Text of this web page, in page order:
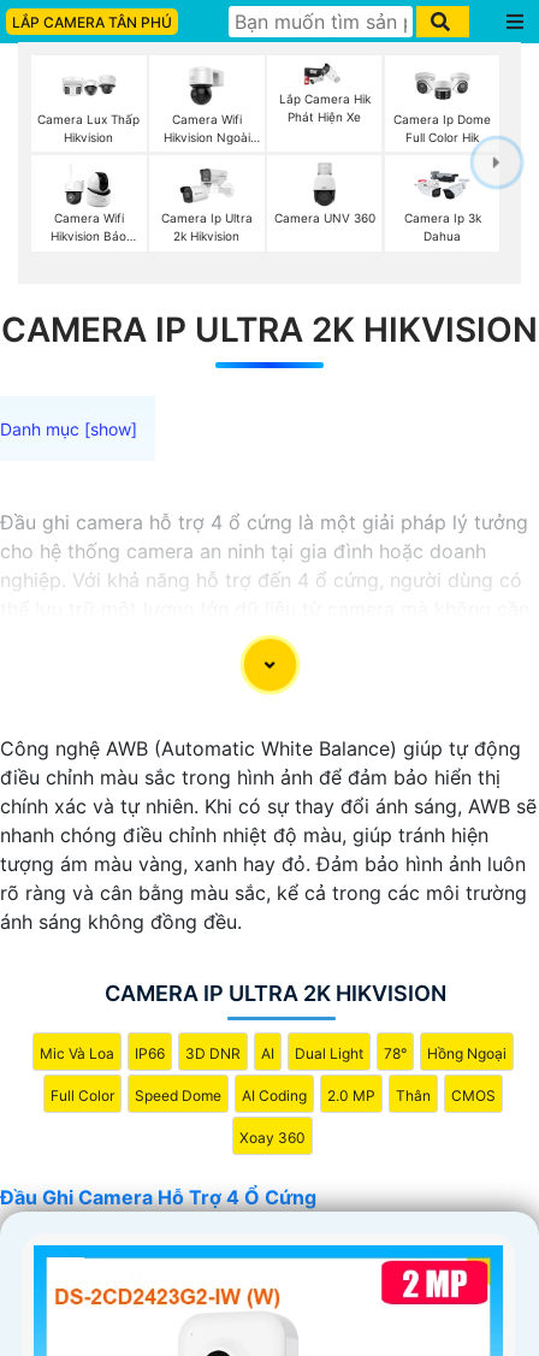
LẮP CAMERA TÂN PHÚ
Camera Lux Thấp
Hikvision
Camera Wifi
Hikvision Ngoài
Lắp Camera Hik
Phát Hiện Xe
Camera Ip Dome
Full Color Hik
Camera Wifi
Hikvision Báo
Camera Ip Ultra
2k Hikvision
Camera UNV 360
Camera Ip 3k
Dahua
CAMERA IP ULTRA 2K HIKVISION
Đầu ghi camera hỗ trợ 4 ổ cứng là một giải pháp lý tưởng
cho hệ thống camera an ninh tại gia đình hoặc doanh
nghiệp. Với khả năng hỗ trợ đến 4 ổ cứng, người dùng có
lo lắng về không gian lưu trữ.
Đầu ghi này cung cấp các tính năng hiệu quả như ghi hình
độ nét cao, chức năng xem lại dễ dàng, và khả năng truy
hình liên tục hoặc theo lịch trình, giúp người dùng dễ dàng
theo dõi và quản lý dữ liệu camera.
Với đầu ghi camera hỗ trợ 4 ổ cứng, bạn có thể yên tâm
về việc bảo vệ tài sản và an ninh trong mọi tình huống,
đồng thời tiết kiệm thời gian và công sức trong việc quản
lý hệ thống camera.
Công nghệ AWB (Automatic White Balance) giúp tự động
điều chỉnh màu sắc trong hình ảnh để đảm bảo hiển thị
chính xác và tự nhiên. Khi có sự thay đổi ánh sáng, AWB sẽ
nhanh chóng điều chỉnh nhiệt độ màu, giúp tránh hiện
tượng ám màu vàng, xanh hay đỏ. Đảm bảo hình ảnh luôn
rõ ràng và cân bằng màu sắc, kể cả trong các môi trường
ánh sáng không đồng đều.
CAMERA IP ULTRA 2K HIKVISION
Mic Và Loa IP66 3D DNR AI Dual Light 78° Hồng Ngoại
Full Color Speed Dome AI Coding 2.0 MP Thân CMOS
Xoay 360
Đầu Ghi Camera Hỗ Trợ 4 Ổ Cứng